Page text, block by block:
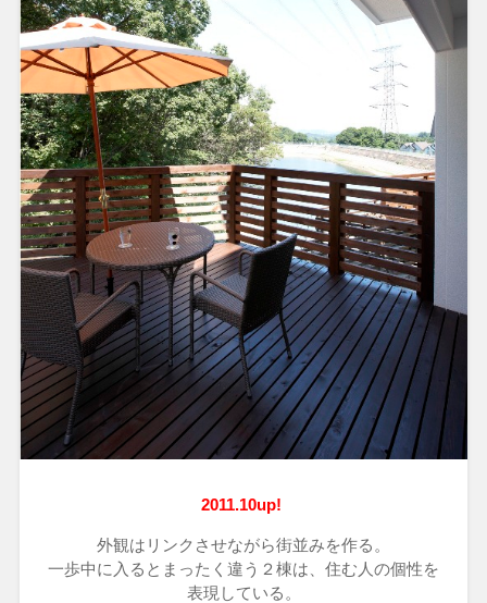
2011.10up!
外観はリンクさせながら街並みを作る。
一歩中に入るとまったく違う２棟は、住む人の個性を
表現している。